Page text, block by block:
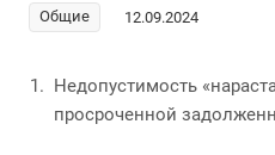
Общие 12.09.2024
Недопустимость
просроченной